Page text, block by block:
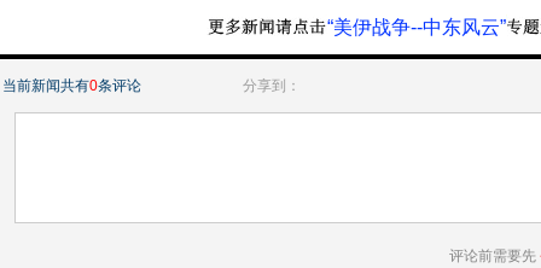
“美伊战争--中东风云”
当前新闻共有0条评论 分享到：
评论前需要先